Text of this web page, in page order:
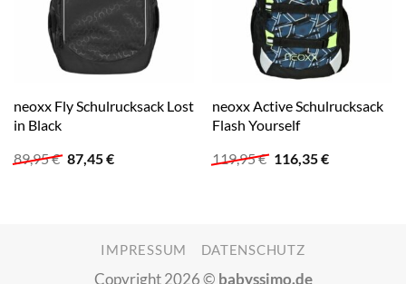
neoxx Fly Schulrucksack Lost
in Black
89,95€ Ursprünglicher
87,45€Aktueller
neoxx Active Schulrucksack
Flash Yourself
119,95€ Ursprünglicher
116,35€Aktueller
IMPRESSUM DATENSCHUTZ
Copyright 2026 © babyssimo.de